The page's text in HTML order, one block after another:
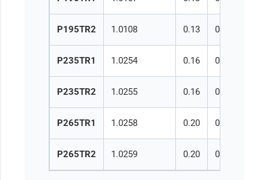
P195TR2 1.0108 0.13 0.35
P235TR1 1.0254 0.16 0.35
P235TR2 1.0255 0.16 0.35
P265TR1 1.0258 0.20 0.40
P265TR2 1.0259 0.20 0.40